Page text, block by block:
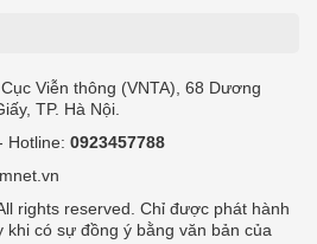
Viễn thông (VNTA), 68 Dương
TP. Hà Nội.
Hotline: 0923457788
rights reserved. Chỉ được phát hành
khi có sự đồng ý bằng văn bản của